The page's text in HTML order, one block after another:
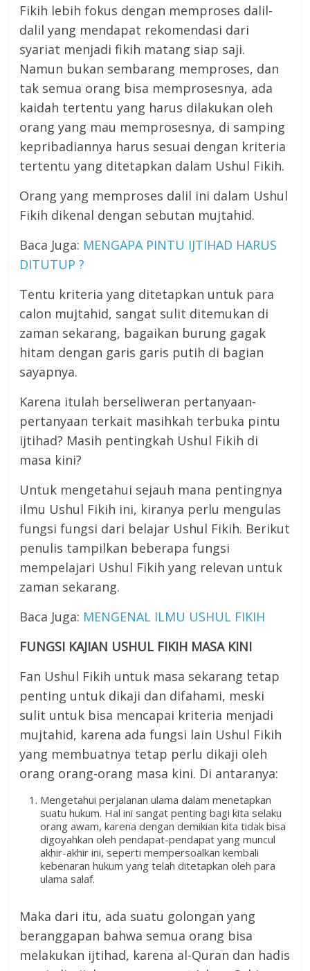
Fikih lebih fokus dengan memproses dalil-
dalil yang mendapat rekomendasi dari
syariat menjadi fikih matang siap saji.
Namun bukan sembarang memproses, dan
tak semua orang bisa memprosesnya, ada
kaidah tertentu yang harus dilakukan oleh
orang yang mau memprosesnya, di samping
kepribadiannya harus sesuai dengan kriteria
tertentu yang ditetapkan dalam Ushul Fikih.
Orang yang memproses dalil ini dalam Ushul
Fikih dikenal dengan sebutan mujtahid.
Baca Juga: MENGAPA PINTU IJTIHAD HARUS
DITUTUP ?
Tentu kriteria yang ditetapkan untuk para
calon mujtahid, sangat sulit ditemukan di
zaman sekarang, bagaikan burung gagak
hitam dengan garis garis putih di bagian
sayapnya.
Karena itulah berseliweran pertanyaan-
pertanyaan terkait masihkah terbuka pintu
ijtihad? Masih pentingkah Ushul Fikih di
masa kini?
Untuk mengetahui sejauh mana pentingnya
ilmu Ushul Fikih ini, kiranya perlu mengulas
fungsi fungsi dari belajar Ushul Fikih. Berikut
penulis tampilkan beberapa fungsi
mempelajari Ushul Fikih yang relevan untuk
zaman sekarang.
Baca Juga: MENGENAL ILMU USHUL FIKIH
FUNGSI KAJIAN USHUL FIKIH MASA KINI
Fan Ushul Fikih untuk masa sekarang tetap
penting untuk dikaji dan difahami, meski
sulit untuk bisa mencapai kriteria menjadi
mujtahid, karena ada fungsi lain Ushul Fikih
yang membuatnya tetap perlu dikaji oleh
orang orang-orang masa kini. Di antaranya:
Mengetahui perjalanan ulama dalam menetapkan
suatu hukum. Hal ini sangat penting bagi kita selaku
orang awam, karena dengan demikian kita tidak bisa
digoyahkan oleh pendapat-pendapat yang muncul
akhir-akhir ini, seperti mempersoalkan kembali
kebenaran hukum yang telah ditetapkan oleh para
ulama salaf.
Maka dari itu, ada suatu golongan yang
beranggapan bahwa semua orang bisa
melakukan ijtihad, karena al-Quran dan hadis